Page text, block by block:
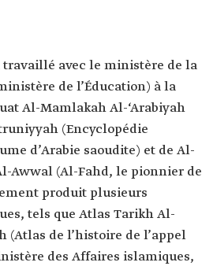
avec le ministère de la
de l’Éducation) à la
Al-Mamlakah Al-‘Arabiyah
(Encyclopédie
d’Arabie saoudite) et de Al-
Awwal (Al-Fahd, le pionnier de
produit plusieurs
tels que Atlas Tarikh Al-
(Atlas de l’histoire de l’appel
des Affaires islamiques,